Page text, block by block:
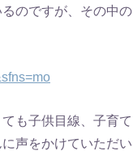
のですが、その中の
も子供目線、子育て
声をかけていただい